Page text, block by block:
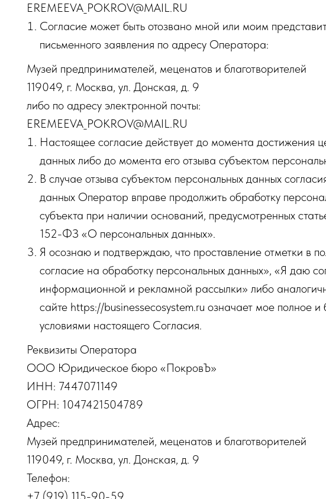
EREMEEVA_POKROV@MAIL.RU
Согласие может быть отозвано мной или моим
письменного заявления по адресу Оператора:
Музей предпринимателей, меценатов и благотворителей
119049, г. Москва, ул. Донская, д. 9
либо по адресу электронной почты:
EREMEEVA_POKROV@MAIL.RU
Настоящее согласие действует до момента достижения
данных либо до момента его отзыва субъектом
В случае отзыва субъектом персональных данных
данных Оператор вправе продолжить обработку
субъекта при наличии оснований, предусмотренных
152-ФЗ «О персональных данных».
Я осознаю и подтверждаю, что проставление отметки в
согласие на обработку персональных данных», «Я даю
информационной и рекламной рассылки» либо
сайте https://businessecosystem.ru означает мое полное и
условиями настоящего Согласия.
Реквизиты Оператора
ООО Юридическое бюро «ПокровЪ»
ИНН: 7447071149
ОГРН: 1047421504789
Адрес:
Музей предпринимателей, меценатов и благотворителей
119049, г. Москва, ул. Донская, д. 9
Телефон:
+7 (919) 115-90-59